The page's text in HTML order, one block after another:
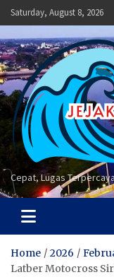
Skip
to
content
Saturday, August 8, 2026
Cepat, Lugas Terpercaya
Home 2026
Latber Motocross